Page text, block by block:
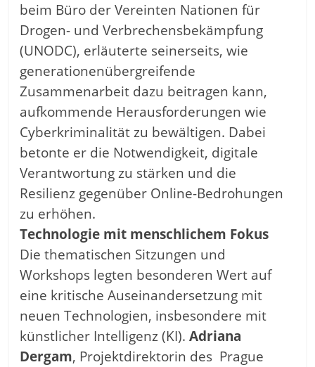
beim Büro der Vereinten Nationen für
Drogen- und Verbrechensbekämpfung
(UNODC), erläuterte seinerseits, wie
generationenübergreifende
Zusammenarbeit dazu beitragen kann,
aufkommende Herausforderungen wie
Cyberkriminalität zu bewältigen. Dabei
betonte er die Notwendigkeit, digitale
Verantwortung zu stärken und die
Resilienz gegenüber Online-Bedrohungen
zu erhöhen.
Technologie mit menschlichem Fokus
Die thematischen Sitzungen und
Workshops legten besonderen Wert auf
eine kritische Auseinandersetzung mit
neuen Technologien, insbesondere mit
künstlicher Intelligenz (KI).Adriana
Dergam, Projektdirektorin des Prague